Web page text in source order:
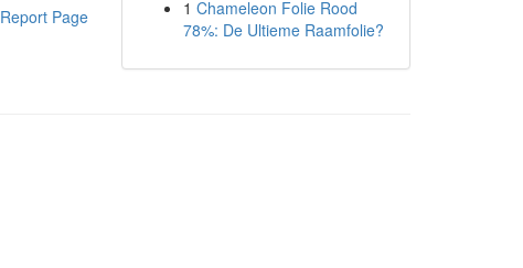
Report Page
1 Chameleon Folie Rood
78%: De Ultieme Raamfolie?